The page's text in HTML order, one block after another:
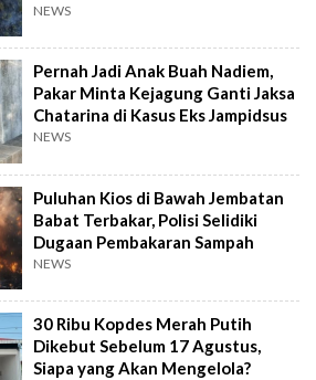
NEWS
Pernah Jadi Anak Buah Nadiem,
Pakar Minta Kejagung Ganti Jaksa
Chatarina di Kasus Eks Jampidsus
NEWS
Puluhan Kios di Bawah Jembatan
Babat Terbakar, Polisi Selidiki
Dugaan Pembakaran Sampah
NEWS
30 Ribu Kopdes Merah Putih
Dikebut Sebelum 17 Agustus,
Siapa yang Akan Mengelola?